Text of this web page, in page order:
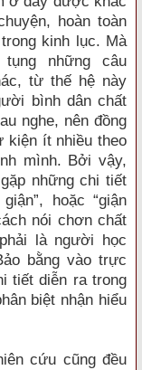
hoàn toàn
kinh lục. Mà
những câu
từ thế hệ này
bình dân chất
nghe, nên đồng
kiện ít nhiều theo
mình. Bởi vậy,
những chi tiết
hoặc “giận
nói chơn chất
là người học
bằng vào trực
tiết diễn ra trong
biệt nhận hiểu
cứu cũng đều